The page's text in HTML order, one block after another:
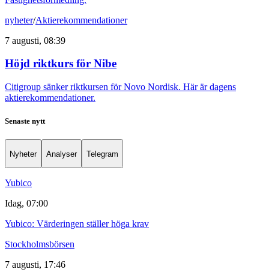
nyheter/Aktierekommendationer
7 augusti, 08:39
Höjd riktkurs för Nibe
Citigroup sänker riktkursen för Novo Nordisk. Här är dagens
aktierekommendationer.
Senaste nytt
Nyheter Analyser Telegram
Yubico
Idag, 07:00
Yubico: Värderingen ställer höga krav
Stockholmsbörsen
7 augusti, 17:46